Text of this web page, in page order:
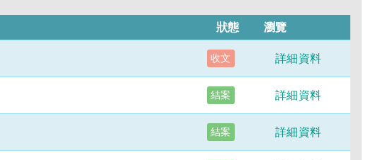
狀態
瀏覽
收文 詳細資料
結案 詳細資料
結案 詳細資料